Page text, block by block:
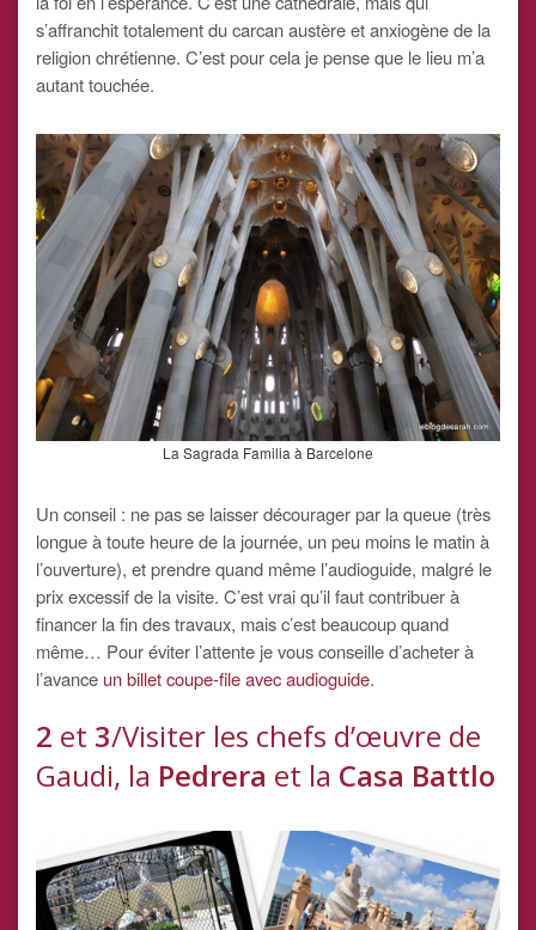
s’affranchit totalement du carcan austère et anxiogène de la
religion chrétienne. C’est pour cela je pense que le lieu m’a
autant touchée.
La Sagrada Familia à Barcelone
Un conseil : ne pas se laisser décourager par la queue (très
longue à toute heure de la journée, un peu moins le matin à
l’ouverture), et prendre quand même l’audioguide, malgré le
prix excessif de la visite. C’est vrai qu’il faut contribuer à
financer la fin des travaux, mais c’est beaucoup quand
même… Pour éviter l’attente je vous conseille d’acheter à
l’avance un billet coupe-file avec audioguide.
2 et 3/Visiter les chefs d’œuvre de
Gaudi, la Pedrera et la Casa Battlo